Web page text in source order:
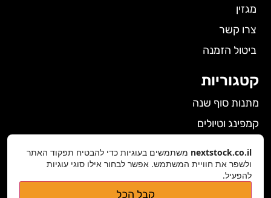
מגזין
צרו קשר
ביטול הזמנה
קטגוריות
מתנות סוף שנה
קמפינג וטיולים
גאדג'טים
nextstock.co.il משתמשים בעוגיות כדי להבטיח תפקוד האתר
ולשפר את חוויית המשתמש. אפשר לבחור אילו סוגי עוגיות
להפעיל.
קבל הכל